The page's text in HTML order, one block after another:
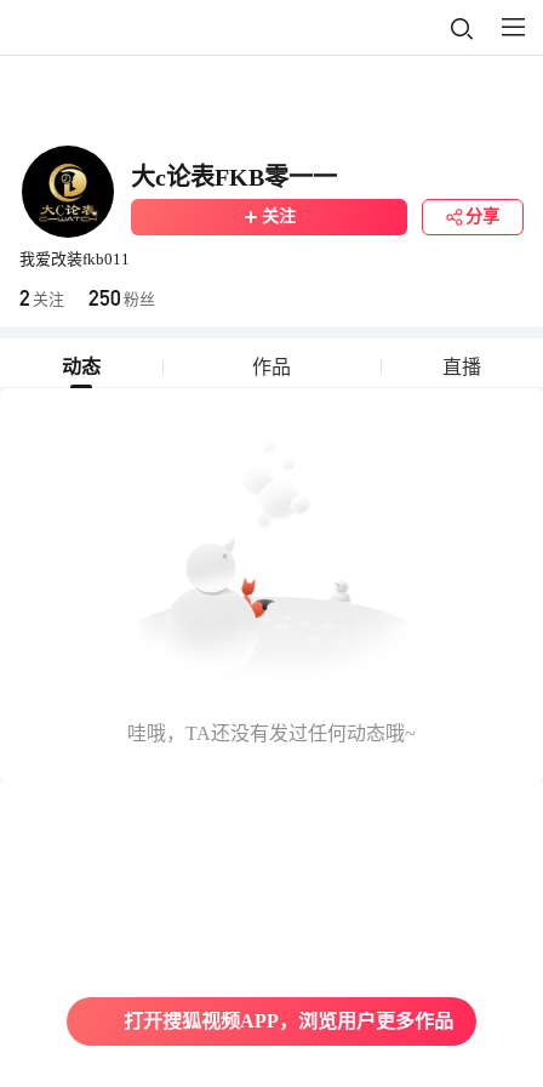
大c论表FKB零一一
关注 分享
我爱改装fkb011
2 关注 250 粉丝
动态 作品 直播
哇哦，TA还没有发过任何动态哦~
打开搜狐视频APP，浏览用户更多作品